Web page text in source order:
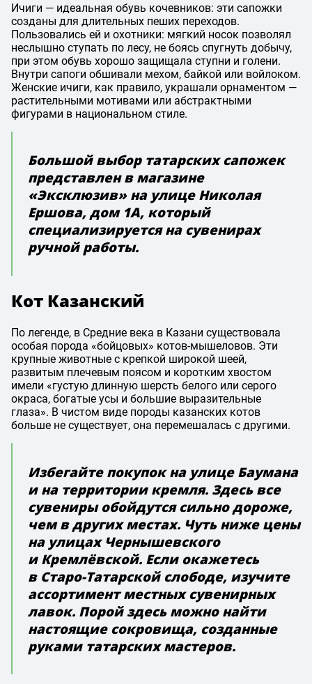
Ичиги — идеальная обувь кочевников: эти сапожки
созданы для длительных пеших переходов.
Пользовались ей и охотники: мягкий носок позволял
неслышно ступать по лесу, не боясь спугнуть добычу,
при этом обувь хорошо защищала ступни и голени.
Внутри сапоги обшивали мехом, байкой или войлоком.
Женские ичиги, как правило, украшали орнаментом —
растительными мотивами или абстрактными
фигурами в национальном стиле.
Большой выбор татарских сапожек
представлен в магазине
«Эксклюзив» на улице Николая
Ершова, дом 1А, который
специализируется на сувенирах
ручной работы.
Кот Казанский
По легенде, в Средние века в Казани существовала
особая порода «бойцовых» котов-мышеловов. Эти
крупные животные с крепкой широкой шеей,
развитым плечевым поясом и коротким хвостом
имели «густую длинную шерсть белого или серого
окраса, богатые усы и большие выразительные
глаза». В чистом виде породы казанских котов
больше не существует, она перемешалась с другими.
Избегайте покупок на улице Баумана
и на территории кремля. Здесь все
сувениры обойдутся сильно дороже,
чем в других местах. Чуть ниже цены
на улицах Чернышевского
и Кремлёвской. Если окажетесь
в Старо-Татарской слободе, изучите
ассортимент местных сувенирных
лавок. Порой здесь можно найти
настоящие сокровища, созданные
руками татарских мастеров.